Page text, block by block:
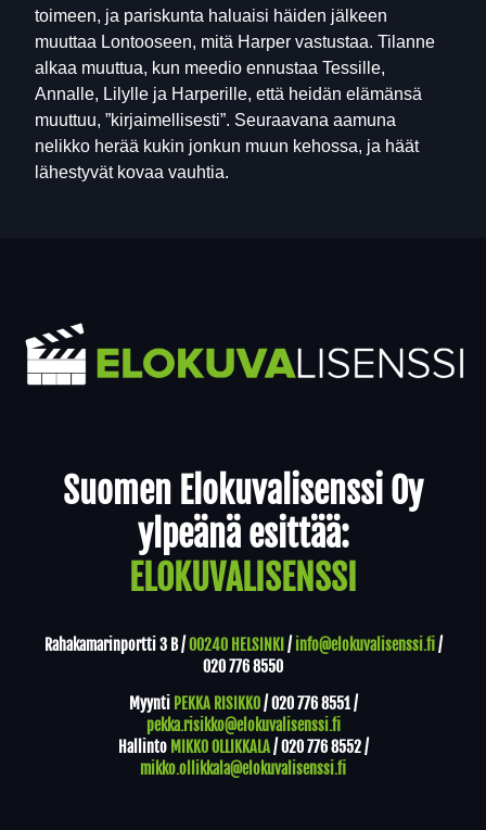
toimeen, ja pariskunta haluaisi häiden jälkeen
muuttaa Lontooseen, mitä Harper vastustaa. Tilanne
alkaa muuttua, kun meedio ennustaa Tessille,
Annalle, Lilylle ja Harperille, että heidän elämänsä
muuttuu, ”kirjaimellisesti”. Seuraavana aamuna
nelikko herää kukin jonkun muun kehossa, ja häät
lähestyvät kovaa vauhtia.
Suomen Elokuvalisenssi Oy
ylpeänä esittää:
ELOKUVALISENSSI
Rahakamarinportti 3 B /00240 HELSINKI / info@elokuvalisenssi.fi/
020 776 8550
Myynti PEKKA RISIKKO/020 776 8551/
pekka.risikko@elokuvalisenssi.fi
Hallinto MIKKO OLLIKKALA/020 776 8552/
mikko.ollikkala@elokuvalisenssi.fi